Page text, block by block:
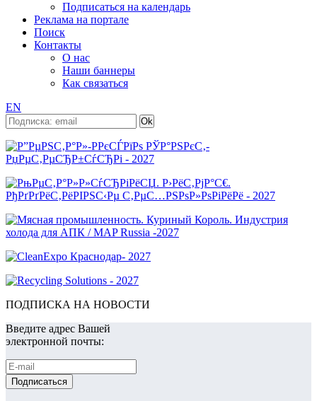
Подписаться на календарь
Реклама на портале
Поиск
Контакты
О нас
Наши баннеры
Как связаться
EN
ПОДПИСКА НА НОВОСТИ
Введите адрес Вашей
электронной почты: